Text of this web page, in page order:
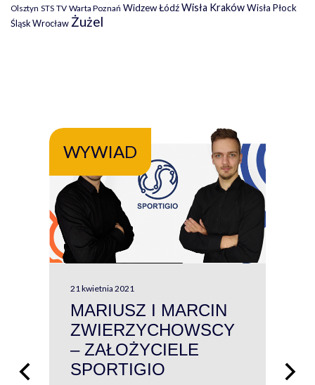
Olsztyn STS TV Warta Poznań Widzew ŁódźWisła KrakówWisła Płock
Śląsk Wrocław Żużel
WYWIAD
21 kwietnia 2021
MARIUSZ I MARCIN
ZWIERZYCHOWSCY
– ZAŁOŻYCIELE
SPORTIGIO